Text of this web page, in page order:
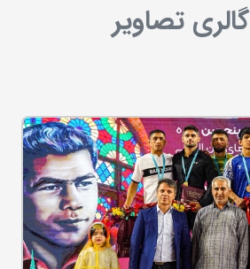
گالری تصاویر